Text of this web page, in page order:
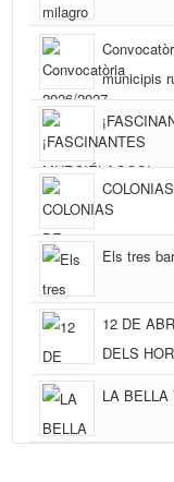
municipis
Els tres
12 DE
DELS
LA BELLA